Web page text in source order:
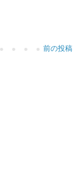
前の投稿